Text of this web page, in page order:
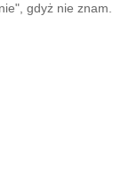
gdyż nie znam.